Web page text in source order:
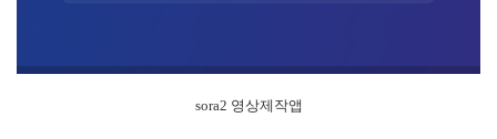
sora2 영상제작앱